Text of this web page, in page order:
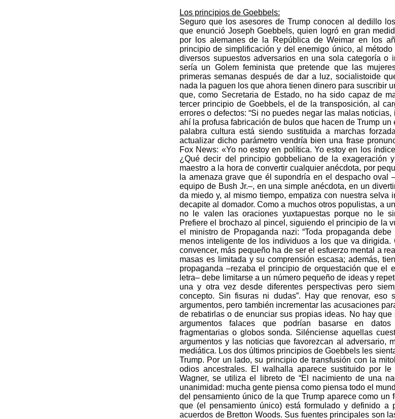
Los principios de Goebbels:
Seguro que los asesores de Trump conocen al dedillo
que enunció Joseph Goebbels, quien logró en gran
por los alemanes de la República de Weimar en los
principio de simplificación y del enemigo único, al
diversos supuestos adversarios en una sola categoría o
sería un Golem feminista que pretende que las
primeras semanas después de dar a luz, socialistoide
nada la paguen los que ahora tienen dinero para suscribir
que, como Secretaria de Estado, no ha sido capaz de
tercer principio de Goebbels, el de la transposición, al
errores o defectos: “Si no puedes negar las malas
ahí la profusa fabricación de bulos que hacen de Trump
palabra cultura está siendo sustituida a marchas
actualizar dicho parámetro vendría bien una frase
Fox News: «Yo no estoy en política. Yo estoy en los
¿Qué decir del principio gobbeliano de la exageración
maestro a la hora de convertir cualquier anécdota, por
la amenaza grave que él supondría en el despacho oval
equipo de Bush Jr.–, en una simple anécdota, en un
da miedo y, al mismo tiempo, empatiza con nuestra selva
decapite al domador. Como a muchos otros populistas, a
no le valen las oraciones yuxtapuestas porque no le
Prefiere el brochazo al pincel, siguiendo el principio de la
el ministro de Propaganda nazi: “Toda propaganda
menos inteligente de los individuos a los que va
convencer, más pequeño ha de ser el esfuerzo mental a
masas es limitada y su comprensión escasa; además,
propaganda –rezaba el principio de orquestación que el
letra– debe limitarse a un número pequeño de ideas y
una y otra vez desde diferentes perspectivas pero
concepto. Sin fisuras ni dudas”. Hay que renovar, eso
argumentos, pero también incrementar las acusaciones
de rebatirlas o de enunciar sus propias ideas. No hay
argumentos falaces que podrían basarse en datos
fragmentarias o globos sonda. Silénciense aquellas
argumentos y las noticias que favorezcan al adversario,
mediática. Los dos últimos principios de Goebbels les
Trump. Por un lado, su principio de transfusión con la
odios ancestrales. El walhalla aparece sustituido por
Wagner, se utiliza el libreto de “El nacimiento de una
unanimidad: mucha gente piensa como piensa todo el
del pensamiento único de la que Trump aparece como un
que (el pensamiento único) está formulado y definido a
acuerdos de Bretton Woods. Sus fuentes principales son